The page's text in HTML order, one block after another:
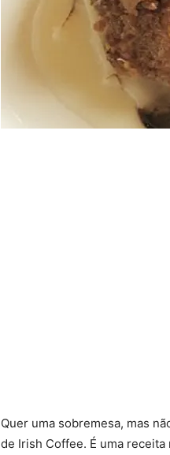
Quer uma sobremesa, mas
de Irish Coffee. É uma